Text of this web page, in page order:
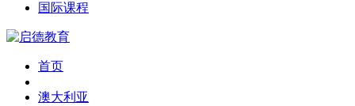
国际课程
首页
澳大利亚